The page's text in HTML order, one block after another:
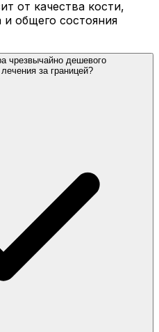
от качества кости,
и общего состояния
чрезвычайно дешевого
за границей?